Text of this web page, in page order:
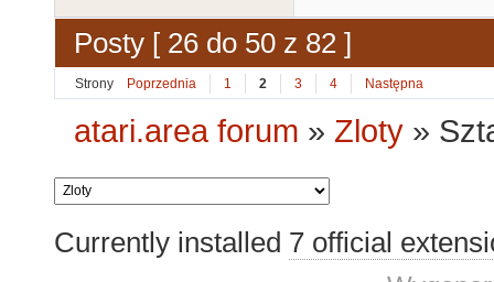
Posty [ 26 do 50 z 82 ]
Strony Poprzednia 1 2 3 4 Następna
atari.area forum » Zloty »
Currently installed 7 official